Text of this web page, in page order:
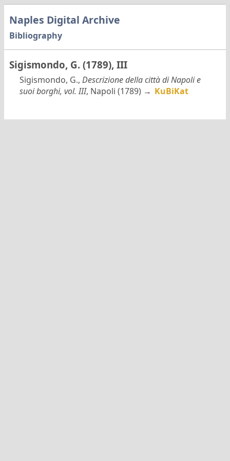
Naples Digital Archive
Bibliography
Sigismondo, G. (1789), III
Sigismondo, G., Descrizione della città di Napoli e
suoi borghi, vol. III, Napoli (1789) → KuBiKat